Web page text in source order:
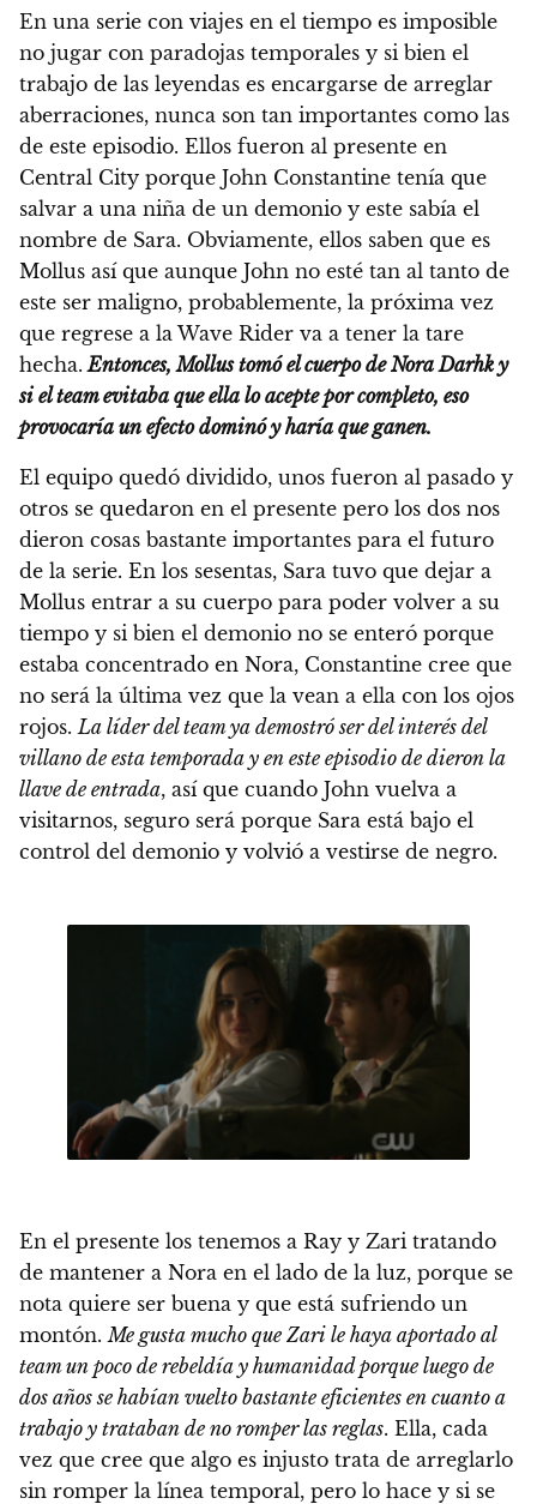
En una serie con viajes en el tiempo es imposible
no jugar con paradojas temporales y si bien el
trabajo de las leyendas es encargarse de arreglar
aberraciones, nunca son tan importantes como las
de este episodio. Ellos fueron al presente en
Central City porque John Constantine tenía que
salvar a una niña de un demonio y este sabía el
nombre de Sara. Obviamente, ellos saben que es
Mollus así que aunque John no esté tan al tanto de
este ser maligno, probablemente, la próxima vez
que regrese a la Wave Rider va a tener la tare
hecha. Entonces, Mollus tomó el cuerpo de Nora Darhk y
si el team evitaba que ella lo acepte por completo, eso
provocaría un efecto dominó y haría que ganen.
El equipo quedó dividido, unos fueron al pasado y
otros se quedaron en el presente pero los dos nos
dieron cosas bastante importantes para el futuro
de la serie. En los sesentas, Sara tuvo que dejar a
Mollus entrar a su cuerpo para poder volver a su
tiempo y si bien el demonio no se enteró porque
estaba concentrado en Nora, Constantine cree que
no será la última vez que la vean a ella con los ojos
rojos. La líder del team ya demostró ser del interés del
villano de esta temporada y en este episodio de dieron la
llave de entrada, así que cuando John vuelva a
visitarnos, seguro será porque Sara está bajo el
control del demonio y volvió a vestirse de negro.
En el presente los tenemos a Ray y Zari tratando
de mantener a Nora en el lado de la luz, porque se
nota quiere ser buena y que está sufriendo un
montón. Me gusta mucho que Zari le haya aportado al
team un poco de rebeldía y humanidad porque luego de
dos años se habían vuelto bastante eficientes en cuanto a
trabajo y trataban de no romper las reglas. Ella, cada
vez que cree que algo es injusto trata de arreglarlo
sin romper la línea temporal, pero lo hace y si se